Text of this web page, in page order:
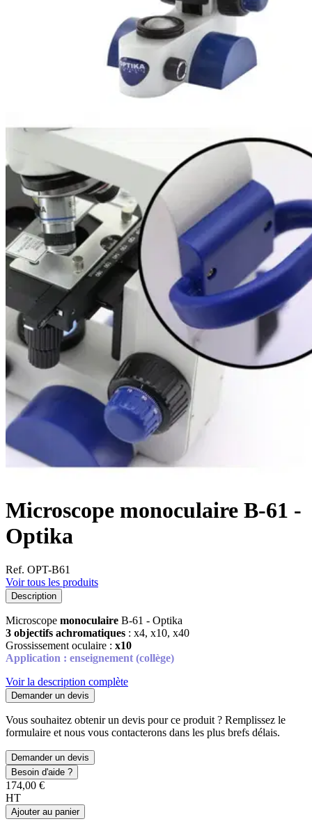
Microscope monoculaire B-61 -
Optika
Ref. OPT-B61
Voir tous les produits
Description
Microscope monoculaire B-61 - Optika
3 objectifs achromatiques : x4, x10, x40
Grossissement oculaire : x10
Application : enseignement (collège)
Voir la description complète
Demander un devis
Vous souhaitez obtenir un devis pour ce produit ? Remplissez le
formulaire et nous vous contacterons dans les plus brefs délais.
Demander un devis
Besoin d'aide ?
174,00 €
HT
Ajouter au panier